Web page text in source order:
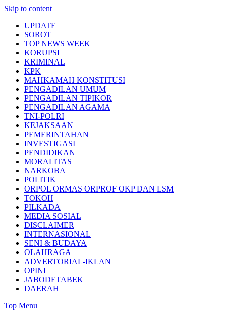
Skip to content
UPDATE
SOROT
TOP NEWS WEEK
KORUPSI
KRIMINAL
KPK
MAHKAMAH KONSTITUSI
PENGADILAN UMUM
PENGADILAN TIPIKOR
PENGADILAN AGAMA
TNI-POLRI
KEJAKSAAN
PEMERINTAHAN
INVESTIGASI
PENDIDIKAN
MORALITAS
NARKOBA
POLITIK
ORPOL ORMAS ORPROF OKP DAN LSM
TOKOH
PILKADA
MEDIA SOSIAL
DISCLAIMER
INTERNASIONAL
SENI & BUDAYA
OLAHRAGA
ADVERTORIAL-IKLAN
OPINI
JABODETABEK
DAERAH
Top Menu